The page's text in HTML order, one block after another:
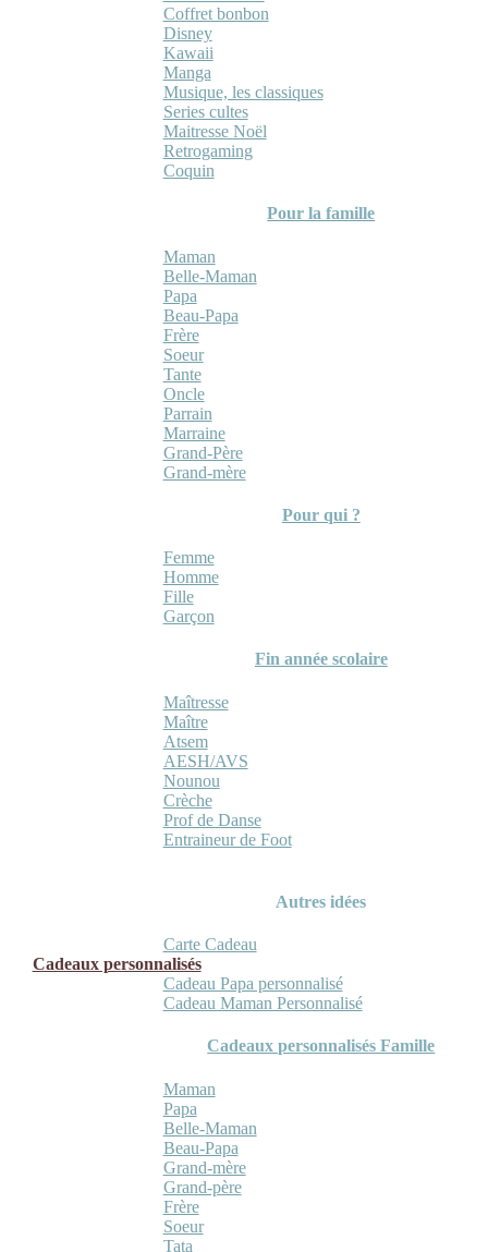
Coffret bonbon
Disney
Kawaii
Manga
Musique, les classiques
Series cultes
Maitresse Noël
Retrogaming
Coquin
Pour la famille
Maman
Belle-Maman
Papa
Beau-Papa
Frère
Soeur
Tante
Oncle
Parrain
Marraine
Grand-Père
Grand-mère
Pour qui ?
Femme
Homme
Fille
Garçon
Fin année scolaire
Maîtresse
Maître
Atsem
AESH/AVS
Nounou
Crèche
Prof de Danse
Entraineur de Foot
Autres idées
Carte Cadeau
Cadeaux personnalisés
Cadeau Papa personnalisé
Cadeau Maman Personnalisé
Cadeaux personnalisés Famille
Maman
Papa
Belle-Maman
Beau-Papa
Grand-mère
Grand-père
Frère
Soeur
Tata